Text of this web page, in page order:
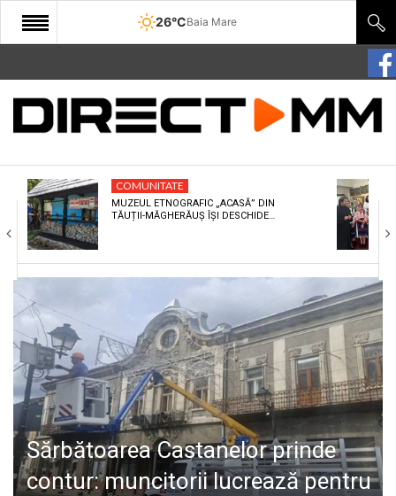
26°CBaia Mare
START
COMUNITATE
CULTURA
ECONOMIE
SANATATE
SPORT
SPECIAL
POLITIC
LIFE
COMUNITATE
MUZEUL ETNOGRAFIC „ACASĂ” DIN
TĂUȚII-MĂGHERĂUȘ ÎȘI DESCHIDE…
Sărbătoarea Castanelor prinde
contur: muncitorii lucrează pentru